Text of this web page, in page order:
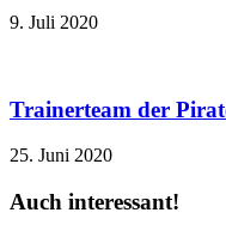
9. Juli 2020
Trainerteam der
25. Juni 2020
Auch interessant!